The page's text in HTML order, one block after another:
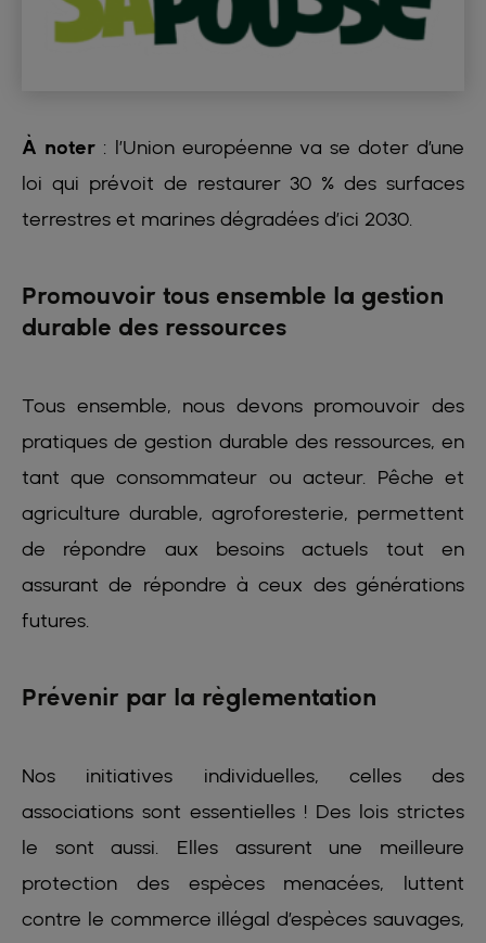
À noter : l’Union européenne va se doter d’une
loi qui prévoit de restaurer 30 % des surfaces
terrestres et marines dégradées d’ici 2030.
Promouvoir tous ensemble la gestion
durable des ressources
Tous ensemble, nous devons promouvoir des
pratiques de gestion durable des ressources, en
tant que consommateur ou acteur. Pêche et
agriculture durable, agroforesterie, permettent
de répondre aux besoins actuels tout en
assurant de répondre à ceux des générations
futures.
Prévenir par la règlementation
Nos initiatives individuelles, celles des
associations sont essentielles ! Des lois strictes
le sont aussi. Elles assurent une meilleure
protection des espèces menacées, luttent
contre le commerce illégal d’espèces sauvages,